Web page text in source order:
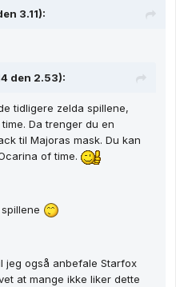
3.11):
den 2.53):
tidligere zelda spillene,
Da trenger du en
til Majoras mask. Du kan
of time.
jeg også anbefale Starfox
at mange ikke liker dette